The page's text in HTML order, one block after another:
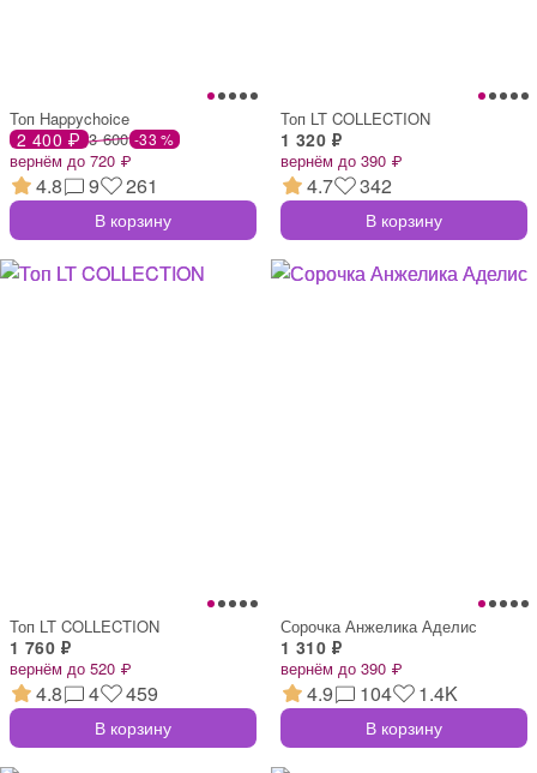
Топ Happychoice
2 400 ₽ 3 600 -33 %
вернём до 720 ₽
4.8 9 261
В корзину
Топ LT COLLECTION
1 320 ₽
вернём до 390 ₽
4.7 342
В корзину
Топ LT COLLECTION
1 760 ₽
вернём до 520 ₽
4.8 4 459
В корзину
Сорочка Анжелика Аделис
1 310 ₽
вернём до 390 ₽
4.9 104 1.4K
В корзину